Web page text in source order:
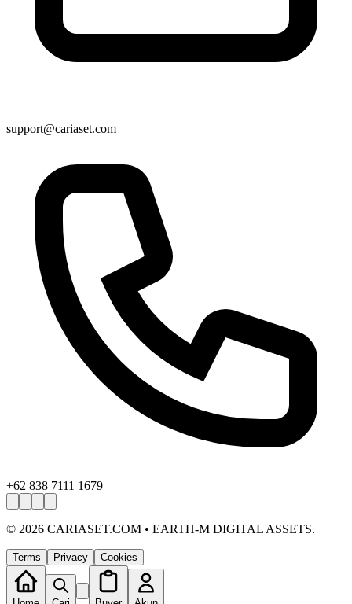
support@cariaset.com
+62 838 7111 1679
© 2026 CARIASET.COM • EARTH-M DIGITAL ASSETS.
Terms Privacy Cookies